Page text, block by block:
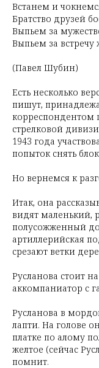
Встанем и
Братство друзей
Выпьем за
Выпьем за встречу
(Павел Шубин)
Есть несколько
пишут,
корреспондентом
стрелковой
1943 года
попыток снять
Но вернемся к
Итак, она
видят маленький,
полусожженный
артиллерийская
срезают ветки
Русланова стоит
аккомпаниатор с
Русланова в
лапти. На голове
платке по алому
желтое (сейчас
помнит.